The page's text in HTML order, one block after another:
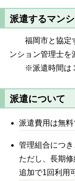
派遣するマン
福岡市と協定す
ンション管理士を
※派遣時間は３
派遣について
派遣費用は無
管理組合につき
ただし、長期
追加で1回利用